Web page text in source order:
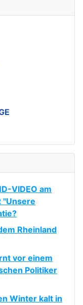
VIDEO am
"Unsere
Rheinland
vor einem
Politiker
Winter kalt in